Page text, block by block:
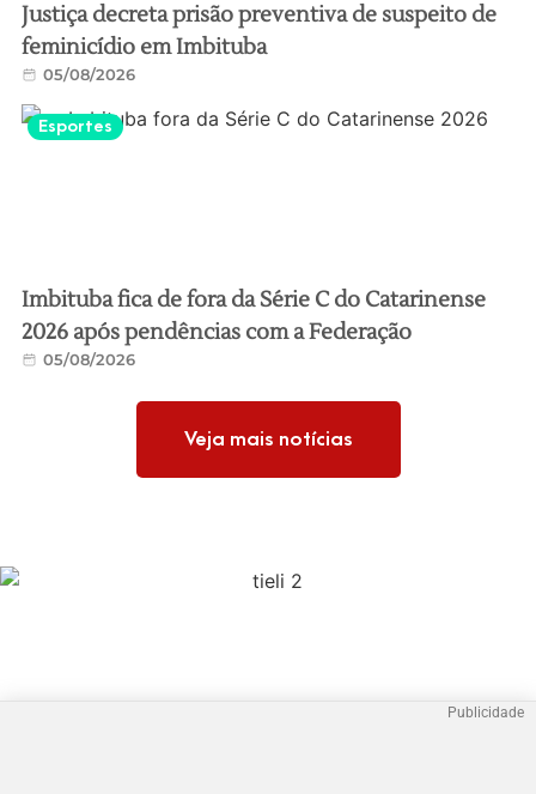
Justiça decreta prisão preventiva de suspeito de
feminicídio em Imbituba
05/08/2026
Esportes
Imbituba fica de fora da Série C do Catarinense
2026 após pendências com a Federação
05/08/2026
Veja mais notícias
Publicidade